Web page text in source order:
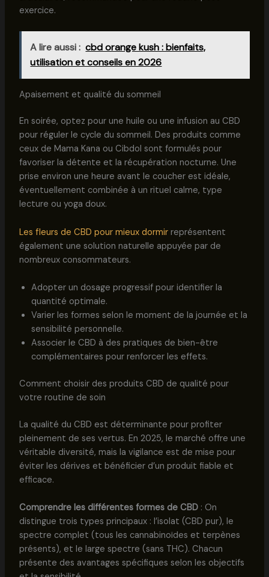
exercice.
A lire aussi : cbd orange kush : bienfaits,
utilisation et conseils en 2026
Apaisement et qualité du sommeil
En soirée, optez pour une huile ou une infusion au CBD
pour réguler le cycle du sommeil. Des produits comme
ceux de Mama Kana ou Cibdol sont formulés pour
favoriser la détente et la récupération nocturne. Une
prise environ une heure avant le coucher est idéale,
éventuellement combinée à un rituel calme, type
lecture ou yoga doux.
Les fleurs de CBD pour mieux dormirreprésentent
également une solution naturelle appuyée par de
nombreux consommateurs.
Adopter un dosage progressif pour identifier la
quantité optimale.
Varier les formes selon le moment de la journée et la
sensibilité personnelle.
Associer le CBD à des pratiques de bien-être
complémentaires pour renforcer les effets.
Comment choisir des produits CBD de qualité pour
votre routine de soin
La qualité du CBD est déterminante pour profiter
pleinement de ses vertus. En 2025, le marché offre une
véritable diversité, mais la vigilance est de mise pour
éviter les dérives et bénéficier d’un produit fiable et
efficace.
Comprendre les différentes formes de CBD: On
distingue trois types principaux : l’isolat (CBD pur), le
spectre complet (tous les cannabinoïdes et terpènes
présents), et le large spectre (sans THC). Chacun
présente des avantages spécifiques selon les objectifs